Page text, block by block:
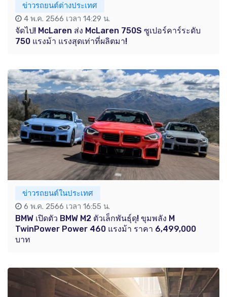
ข่าวรถยนต์ต่างประเทศ
4 พ.ค. 2566 เวลา 14:29 น.
จัดไป! McLaren ส่ง McLaren 750S ซูเปอร์คาร์ระดับ
750 แรงม้า แรงสุดเท่าที่ผลิตมา!
ข่าวรถยนต์ในประเทศ
6 พ.ค. 2566 เวลา 16:55 น.
BMW เปิดตัว BMW M2 ตัวเล็กพันธุ์ดุ! ขุมพลัง M
TwinPower Power 460 แรงม้า ราคา 6,499,000
บาท